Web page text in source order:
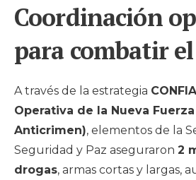
Coordinación
para combatir
A través de la estrategia
Operativa de la Nueva
Anticrimen), elementos de la
Seguridad y Paz aseguraron 2
drogas, armas cortas y largas,